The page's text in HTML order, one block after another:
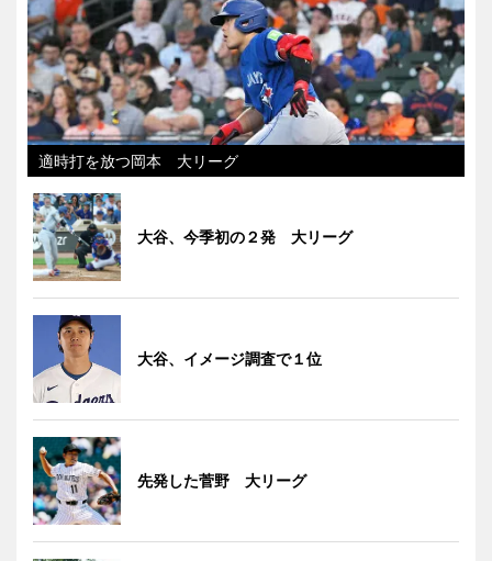
適時打を放つ岡本 大リーグ
大谷、今季初の２発 大リーグ
大谷、イメージ調査で１位
先発した菅野 大リーグ